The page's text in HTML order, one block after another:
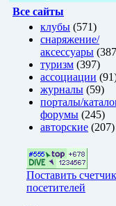
Все сайты
клубы (571)
снаряжение/
аксессуары
туризм (397)
ассоциации
журналы (59)
порталы/
форумы (245)
авторские (207)
Поставить счетчик
посетителей